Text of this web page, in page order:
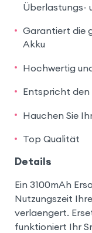
Überlastungs-
Garantiert die
Akku
Hochwertig
Entspricht den
Hauchen Sie
Top Qualität
Details
Ein 3100mAh
Nutzungszeit
verlaengert.
funktioniert Ihr